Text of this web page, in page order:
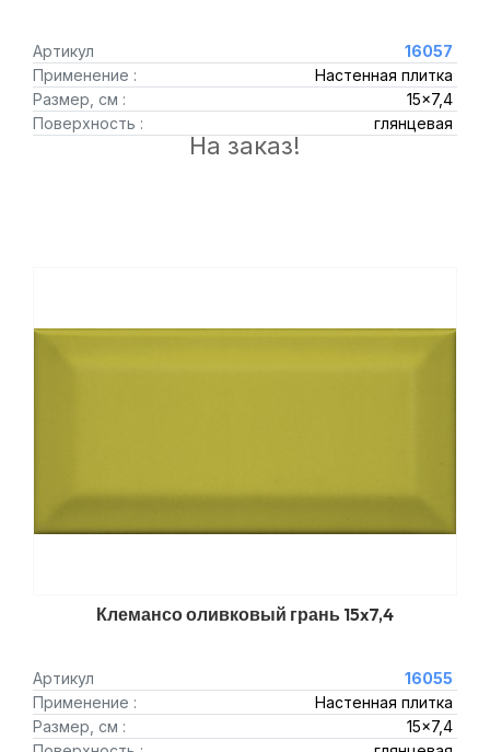
Артикул
16057
Применение :
Настенная плитка
Размер, см :
15x7,4
Поверхность :
глянцевая
На заказ!
Клемансо оливковый грань 15x7,4
Артикул
16055
Применение :
Настенная плитка
Размер, см :
15x7,4